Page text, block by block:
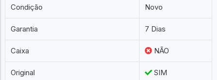
Franquia Outros
Condição Novo
Garantia 7 Dias
Caixa NÃO